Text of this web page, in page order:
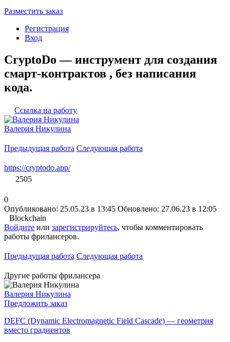
Разместить заказ
Регистрация
Вход
CryptoDo — инструмент для создания
смарт-контрактов , без написания
кода.
Ссылка на работу
Валерия Никулина
Предыдущая работа Следующая работа
https://cryptodo.app/
2505
0
Опубликовано: 25.05.23 в 13:45 Обновлено: 27.06.23 в 12:05
Blockchain
Войдите или зарегистрируйтесь, чтобы комментировать
работы фрилансеров.
Предыдущая работа Следующая работа
Другие работы фрилансера
Валерия Никулина
Предложить заказ
DEFC (Dynamic Electromagnetic Field Cascade) — геометрия
вместо градиентов